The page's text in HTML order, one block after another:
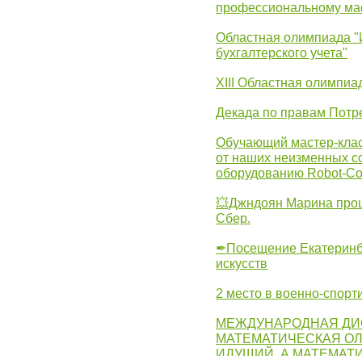
профессиональному
Областная олимпиада
бухгалтерского учета"
XIII Областная
Декада по правам
Обучающий мастер-
от наших неизменных
оборудованию Robot-
💥Джндоян Марина
Сбер.
✒Посещение
искусств
2 место в военно-
МЕЖДУНАРОДНАЯ
МАТЕМАТИЧЕСКАЯ